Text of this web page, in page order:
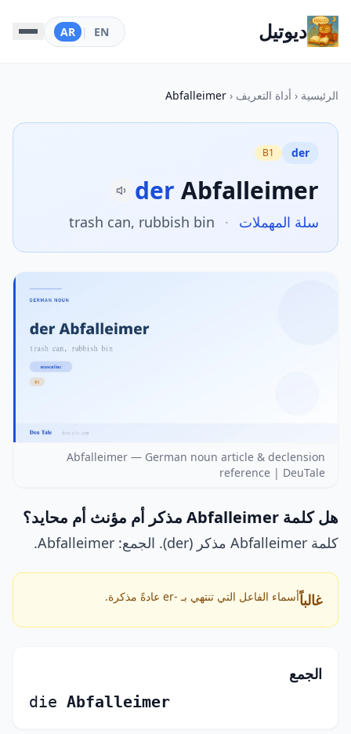
ديوتيل EN
|
AR
الرئيسية ‹ أداة التعريف ‹
Abfalleimer
der
B1
der Abfalleimer
سلة المهملات ·
trash can, rubbish bin
Abfalleimer — German noun article & declension
reference | DeuTale
هل كلمة Abfalleimer مذكر أم مؤنث أم محايد؟
كلمة Abfalleimer مذكر (der). الجمع: Abfalleimer.
غالباًأسماء الفاعل التي تنتهي بـ -er عادةً مذكرة.
الجمع
die Abfalleimer